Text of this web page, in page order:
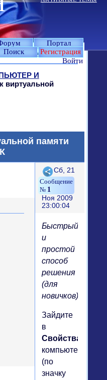
Портал
Поиск
Регистрация
Войти
зарегистрируйтесь.
И
виртуальной
памяти
Поделиться
1
Сб, 21
Ноя 2009
23:00:04
Быстрый
и
простой
способ
решения
(для
новичков)
Зайдите
в
Свойства
компьютера
(по
значку